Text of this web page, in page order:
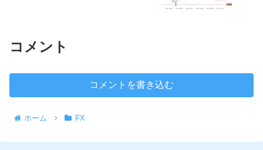
コメント
コメントを書き込む
ホーム FX